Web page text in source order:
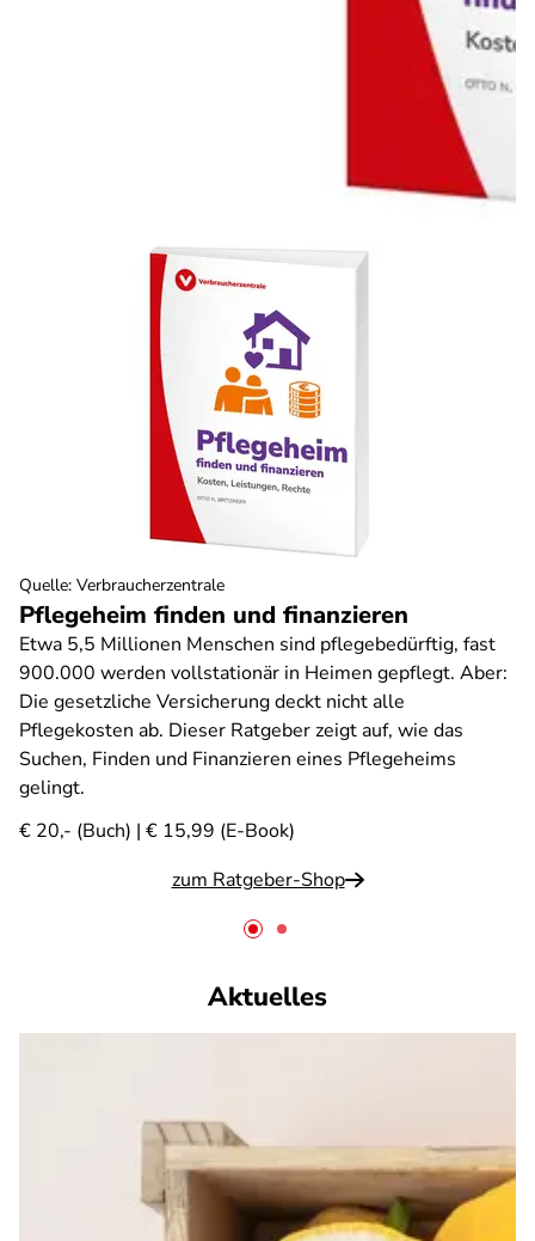
Pflegeheim finden und finanzieren
Etwa 5,5 Millionen Menschen sind pflegebedürftig, fast
900.000 werden vollstationär in Heimen gepflegt. Aber:
Die gesetzliche Versicherung deckt nicht alle
Pflegekosten ab. Dieser Ratgeber zeigt auf, wie das
Suchen, Finden und Finanzieren eines Pflegeheims
gelingt.
€ 20,- (Buch) | € 15,99 (E-Book)
zum Ratgeber-Shop
Quelle: Verbraucherzentrale
Aktuelles